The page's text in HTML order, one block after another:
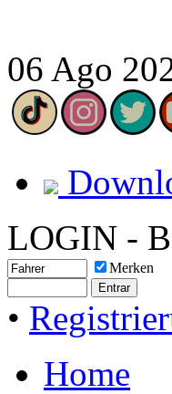
06 Ago
LOGIN -
Merken
•
Home